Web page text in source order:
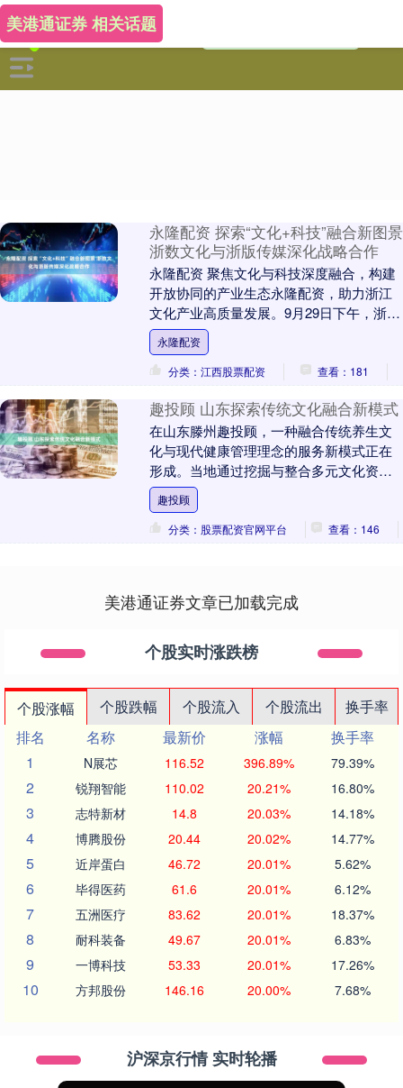
美港通证券 相关话题
永隆配资 探索“文化+科技”融合新图景
浙数文化与浙版传媒深化战略合作
永隆配资 聚焦文化与科技深度融合，构建
开放协同的产业生态永隆配资，助力浙江
文化产业高质量发展。9月29日下午，浙数
文化（600633）（600633,SH）在上....
永隆配资
分类：江西股票配资
查看：181
趣投顾 山东探索传统文化融合新模式
在山东滕州趣投顾，一种融合传统养生文
化与现代健康管理理念的服务新模式正在
形成。当地通过挖掘与整合多元文化资
源，积极探索特色健康服务路径趣投顾，
为区域健康产业发展....
趣投顾
分类：股票配资官网平台
查看：146
美港通证券文章已加载完成
个股实时涨跌榜
个股涨幅 个股跌幅 个股流入 个股流出
换手率
排名
名称 最新价 涨幅
换手率
1
N展芯 116.52 396.89% 79.39%
2 锐翔智能 110.02 20.21% 16.80%
3 志特新材 14.8 20.03% 14.18%
4 博腾股份 20.44 20.02% 14.77%
5 近岸蛋白 46.72 20.01% 5.62%
6 毕得医药 61.6 20.01% 6.12%
7 五洲医疗 83.62 20.01% 18.37%
8 耐科装备 49.67 20.01% 6.83%
9 一博科技 53.33 20.01% 17.26%
10 方邦股份 146.16 20.00% 7.68%
沪深京行情 实时轮播